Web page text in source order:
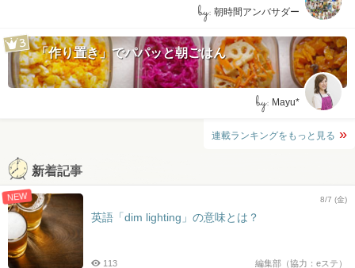
by: 朝時間アンバサダー
「作り置き」でパパッと朝ごはん
by: Mayu*
連載ランキングをもっと見る
新着記事
NEW 8/7 (金)
英語「dim lighting」の意味とは？
編集部（協力：eステ）
113